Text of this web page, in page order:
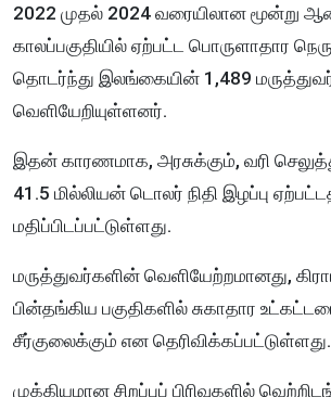
2022 முதல் 2024 வரையிலான மூன்று
காலப்பகுதியில் ஏற்பட்ட பொருளாதார
தொடர்ந்து இலங்கையின் 1,489
வெளியேறியுள்ளனர்.
இதன் காரணமாக, அரசுக்கும், வரி
41.5 மில்லியன் டொலர் நிதி இழப்பு
மதிப்பிடப்பட்டுள்ளது.
மருத்துவர்களின் வெளியேற்றமானது,
பின்தங்கிய பகுதிகளில் சுகாதார
சீர்குலைக்கும் என தெரிவிக்கப்பட்டுள்ளது.
முக்கியமான சிறப்புப் பிரிவுகளில்